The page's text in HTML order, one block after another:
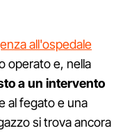
all'ospedale
operato e, nella
a un intervento
al fegato e una
si trova ancora